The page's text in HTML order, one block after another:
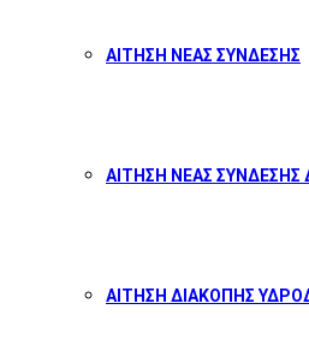
ΑΙΤΗΣΗ ΝΕΑΣ ΣΥΝΔΕΣΗΣ
ΑΙΤΗΣΗ ΝΕΑΣ ΣΥΝΔΕΣΗΣ
ΑΙΤΗΣΗ ΔΙΑΚΟΠΗΣ